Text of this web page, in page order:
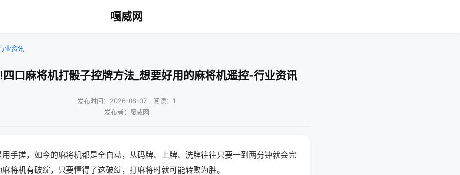
嘎威网
业资讯
口麻将机打骰子控牌方法_想要好用的麻将机遥控-行业资讯
发布时间：2026-08-07｜阅读：1
发布者：嘎威网
用手搓，如今的麻将机都是全自动，从码牌、上牌、洗牌往往只要一到两分钟就会完
将机有破绽，只要懂得了这破绽，打麻将时就可能转败为胜。